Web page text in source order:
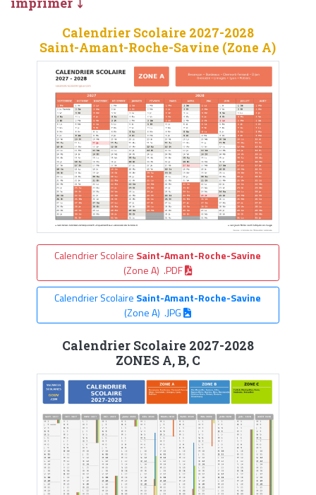
Calendrier Scolaire 2027-2028
Saint-Amant-Roche-Savine (Zone A)
Calendrier Scolaire Saint-Amant-Roche-Savine
(Zone A) .PDF
Calendrier Scolaire Saint-Amant-Roche-Savine
(Zone A) .JPG
Calendrier Scolaire 2027-2028
ZONES A, B, C